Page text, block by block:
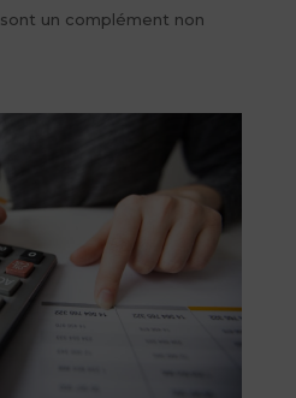
sont un complément non